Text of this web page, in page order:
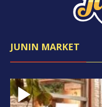
JUNIN MARKET